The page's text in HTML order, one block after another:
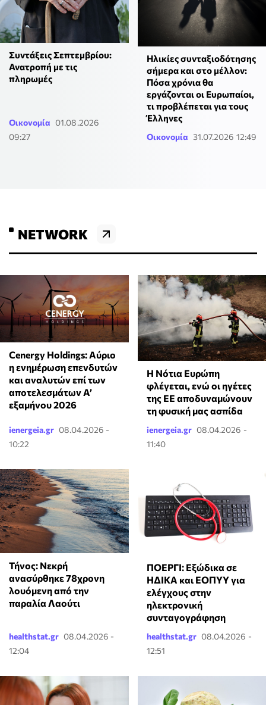
Συντάξεις Σεπτεμβρίου:
Ανατροπή με τις
πληρωμές
Οικονομία 01.08.2026
09:27
Ηλικίες συνταξιοδότησης
σήμερα και στο μέλλον:
Πόσα χρόνια θα
εργάζονται οι Ευρωπαίοι,
τι προβλέπεται για τους
Έλληνες
Οικονομία 31.07.2026 12:49
NETWORK
Cenergy Holdings: Αύριο
η ενημέρωση επενδυτών
και αναλυτών επί των
αποτελεσμάτων A’
εξαμήνου 2026
ienergeia.gr 08.04.2026 -
10:22
Η Νότια Ευρώπη
φλέγεται, ενώ οι ηγέτες
της ΕΕ αποδυναμώνουν
τη φυσική μας ασπίδα
ienergeia.gr 08.04.2026 -
11:40
Τήνος: Νεκρή
ανασύρθηκε 78χρονη
λουόμενη από την
παραλία Λαούτι
healthstat.gr 08.04.2026 -
12:04
ΠΟΕΡΓΙ: Εξώδικα σε
ΗΔΙΚΑ και ΕΟΠΥΥ για
ελέγχους στην
ηλεκτρονική
συνταγογράφηση
healthstat.gr 08.04.2026 -
12:51